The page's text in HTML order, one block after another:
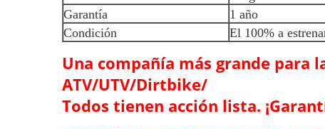
Garantía
1 año
Condición
El 100% a
Una compañía más grande para
ATV/UTV/Dirtbike/
Todos tienen acción lista.